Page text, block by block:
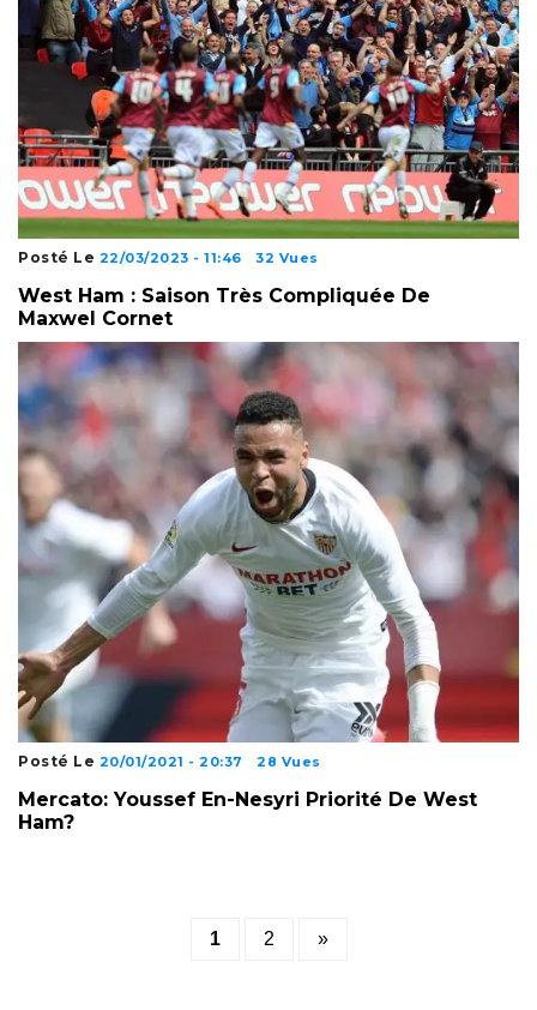
Posté Le 22/03/2023 - 11:46 32 Vues
West Ham : Saison Très Compliquée De
Maxwel Cornet
Posté Le 20/01/2021 - 20:37 28 Vues
Mercato: Youssef En-Nesyri Priorité De West
Ham?
Posts
1 2 »